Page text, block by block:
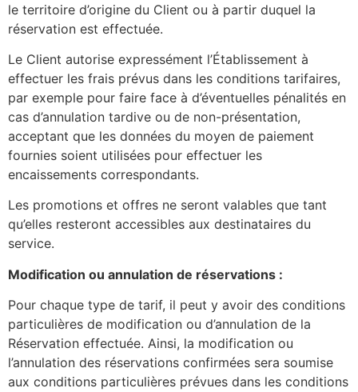
le territoire d’origine du Client ou à partir duquel la
réservation est effectuée.
Le Client autorise expressément l’Établissement à
effectuer les frais prévus dans les conditions tarifaires,
par exemple pour faire face à d’éventuelles pénalités en
cas d’annulation tardive ou de non-présentation,
acceptant que les données du moyen de paiement
fournies soient utilisées pour effectuer les
encaissements correspondants.
Les promotions et offres ne seront valables que tant
qu’elles resteront accessibles aux destinataires du
service.
Modification ou annulation de réservations :
Pour chaque type de tarif, il peut y avoir des conditions
particulières de modification ou d’annulation de la
Réservation effectuée. Ainsi, la modification ou
l’annulation des réservations confirmées sera soumise
aux conditions particulières prévues dans les conditions